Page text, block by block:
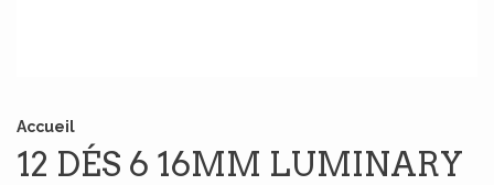
Accueil
12 DÉS 6 16MM LUMINARY